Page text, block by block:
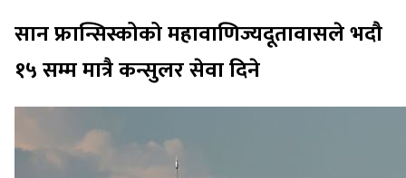
सान फ्रान्सिस्कोको महावाणिज्यदूतावासले भदौ
१५ सम्म मात्रै कन्सुलर सेवा दिने